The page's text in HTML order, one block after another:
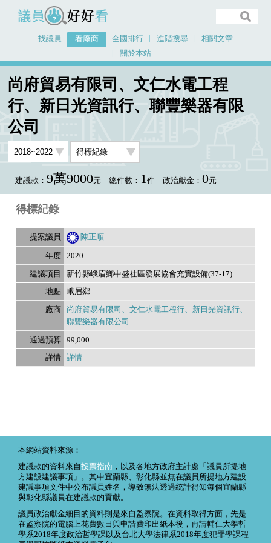
議員好好看
找議員 看廠商 全國排行 進階搜尋
相關文章
關於本站
看廠商
尚府貿易有限司、文仁水電工程行、新日光資訊行、聯豐樂器有限公司
議員排行資料
尚府貿易有限司、文仁水電工程
行、新日光資訊行、聯豐樂器有限
公司
建議款： 9萬9000元 總件數： 1件 政治獻金： 0元
得標紀錄
陳正順
2020
新竹縣峨眉鄉中盛社區發展協會充實設備(37-17)
峨眉鄉
尚府貿易有限司、文仁水電工程行、新日光資訊行、
聯豐樂器有限公司
99,000
詳情
本網站資料來源：
建議款的資料來自投票指南 ，以及各地方政府主計處「議員所提地
方建設建議事項」。其中宜蘭縣、彰化縣並無在議員所提地方建設
建議事項文件中公布議員姓名，導致無法透過統計得知每個宜蘭縣
與彰化縣議員在建議款的貢獻。
議員政治獻金細目的資料則是來自監察院。在資料取得方面，先是
在監察院的電腦上花費數日與申請費印出紙本後，再請輔仁大學哲
學系2018年度政治哲學課以及台北大學法律系2018年度犯罪學課程